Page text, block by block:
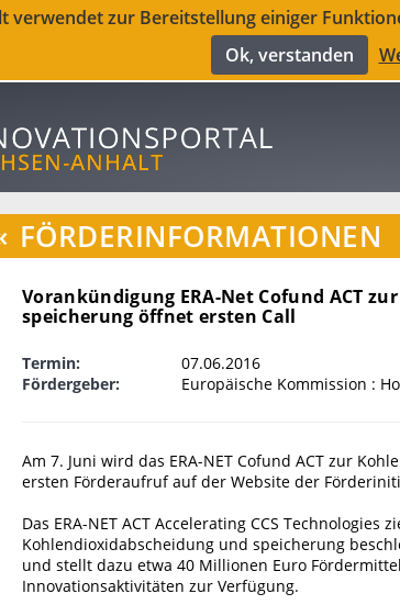
verwendet zur Bereitstellung einiger
Ok, verstanden
FÖRDERINFORMATIONEN
Vorankündigung ERA-Net Cofund ACT
speicherung öffnet ersten Call
Termin:
07.06.2016
Fördergeber:
Europäische Kommission :
Am 7. Juni wird das ERA-NET Cofund ACT zur
ersten Förderaufruf auf der Website der
Das ERA-NET ACT Accelerating CCS
Kohlendioxidabscheidung und speicherung
und stellt dazu etwa 40 Millionen Euro
Innovationsaktivitäten zur Verfügung.